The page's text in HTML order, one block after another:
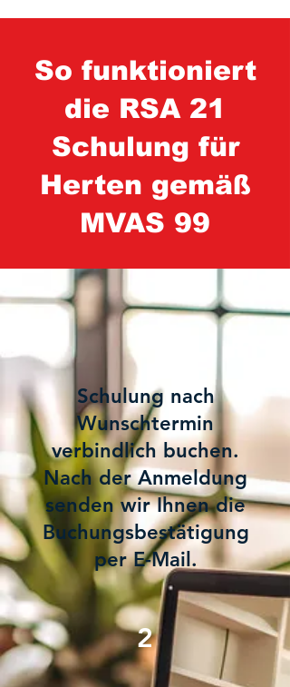
So funktioniert
die RSA 21
Schulung für
Herten gemäß
MVAS 99
Schulung nach
Wunschtermin
verbindlich buchen.
Nach der Anmeldung
senden wir Ihnen die
Buchungsbestätigung
per E-Mail.
2